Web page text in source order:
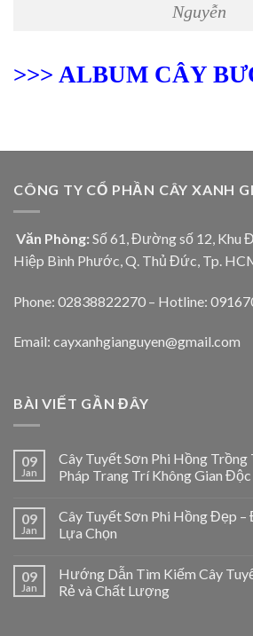
Nguyễn
>>> ALBUM CÂY
CÔNG TY CỔ PHẦN CÂY XANH
Văn Phòng: Số 61, Đường số 12, Khu
Hiệp Bình Phước, Q. Thủ Đức, Tp.
Phone: 02838822270 – Hotline:
Email: cayxanhgianguyen@gmail.com
BÀI VIẾT GẦN ĐÂY
09
Jan
Cây Tuyết Sơn Phi Hồng Trồng
Pháp Trang Trí Không Gian
09
Jan
Cây Tuyết Sơn Phi Hồng Đẹp
Lựa Chọn
09
Jan
Hướng Dẫn Tìm Kiếm Cây
Rẻ và Chất Lượng